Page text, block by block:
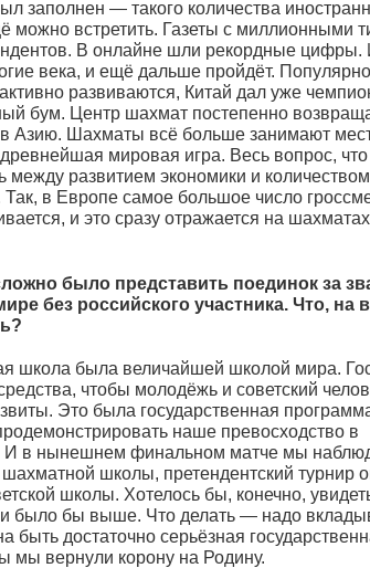
заполнен — такого количества
можно встретить. Газеты с миллионными
В онлайне шли рекордные цифры.
века, и ещё дальше пройдёт.
развиваются, Китай дал уже
бум. Центр шахмат постепенно
Азию. Шахматы всё больше занимают
мировая игра. Весь вопрос,
между развитием экономики и количеством
Так, в Европе самое большое число
и это сразу отражается на
было представить поединок за
без российского участника. Что, на
школа была величайшей школой мира.
чтобы молодёжь и советский
Это была государственная
наше превосходство в
И в нынешнем финальном матче мы
шахматной школы, претендентский турнир
школы. Хотелось бы, конечно,
было бы выше. Что делать — надо
быть достаточно серьёзная
мы вернули корону на Родину.